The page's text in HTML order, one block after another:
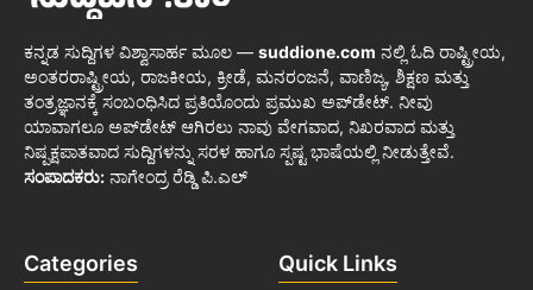
ಕನ್ನಡ ಸುದ್ದಿಗಳ ವಿಶ್ವಾಸಾರ್ಹ ಮೂಲ — suddione.com ನಲ್ಲಿ ಓದಿ ರಾಷ್ಟ್ರೀಯ,
ಅಂತರರಾಷ್ಟ್ರೀಯ, ರಾಜಕೀಯ, ಕ್ರೀಡೆ, ಮನರಂಜನೆ, ವಾಣಿಜ್ಯ, ಶಿಕ್ಷಣ ಮತ್ತು
ತಂತ್ರಜ್ಞಾನಕ್ಕೆ ಸಂಬಂಧಿಸಿದ ಪ್ರತಿಯೊಂದು ಪ್ರಮುಖ ಅಪ್‌ಡೇಟ್. ನೀವು
ಯಾವಾಗಲೂ ಅಪ್‌ಡೇಟ್ ಆಗಿರಲು ನಾವು ವೇಗವಾದ, ನಿಖರವಾದ ಮತ್ತು
ನಿಷ್ಪಕ್ಷಪಾತವಾದ ಸುದ್ದಿಗಳನ್ನು ಸರಳ ಹಾಗೂ ಸ್ಪಷ್ಟ ಭಾಷೆಯಲ್ಲಿ ನೀಡುತ್ತೇವೆ.
ಸಂಪಾದಕರು: ನಾಗೇಂದ್ರ ರೆಡ್ಡಿ ಪಿ.ಎಲ್
Categories Quick Links